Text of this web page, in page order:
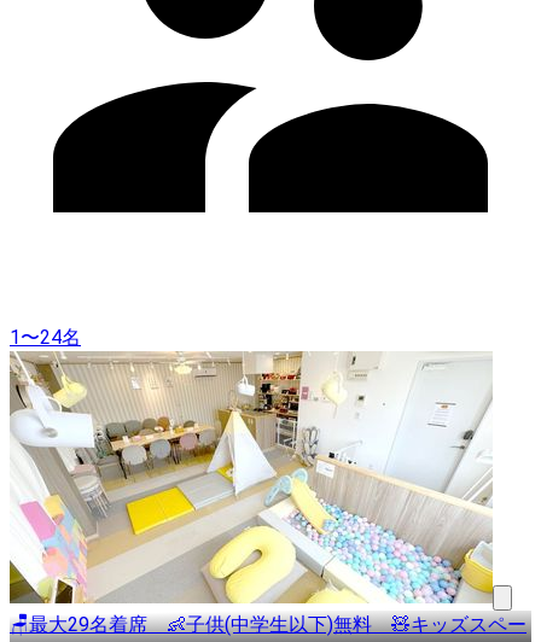
1〜24名
🪑最大29名着席 👶子供(中学生以下)無料 🧸キッズスペー